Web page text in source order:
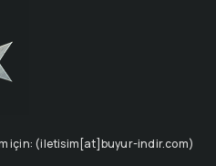
için: (iletisim[at]buyur-indir.com)